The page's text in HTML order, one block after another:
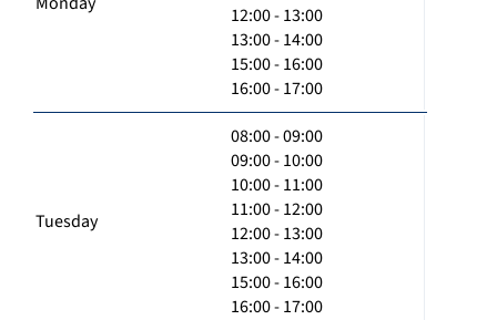
12:00 - 13:00
13:00 - 14:00
15:00 - 16:00
16:00 - 17:00
Tuesday
08:00 - 09:00
09:00 - 10:00
10:00 - 11:00
11:00 - 12:00
12:00 - 13:00
13:00 - 14:00
15:00 - 16:00
16:00 - 17:00